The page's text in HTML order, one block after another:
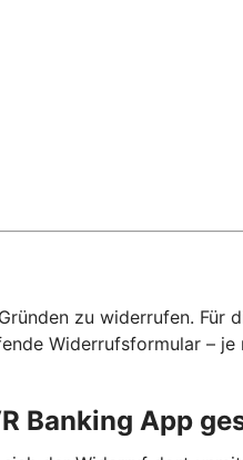
zu widerrufen.
Widerrufsformular –
Banking App